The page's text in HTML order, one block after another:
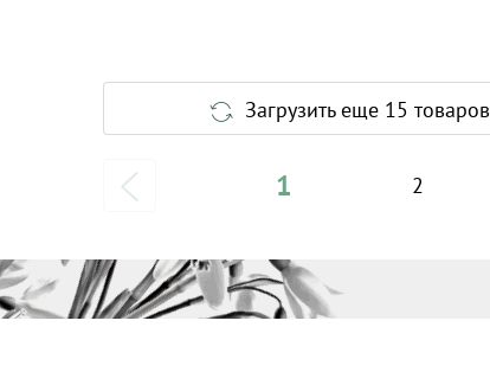
Загрузить еще 15 товаров
1 2